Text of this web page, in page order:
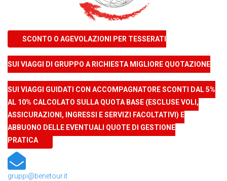
SCONTO O AGEVOLAZIONI PER TESSERATI
SUI VIAGGI DI GRUPPO A RICHIESTA MIGLIORE QUOTAZIONE
SUI VIAGGI GUIDATI CON ACCOMPAGNATORE SCONTI DAL 5%
AL 10% CALCOLATO SULLA QUOTA BASE (ESCLUSE VOLI,
ASSICURAZIONI, INGRESSI E SERVIZI FACOLTATIVI) E
ABBUONO DELLE EVENTUALI QUOTE DI GESTIONE
PRATICA
gruppi@benetour.it